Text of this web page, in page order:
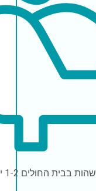
שהות בבית החולים 1-2 ימים